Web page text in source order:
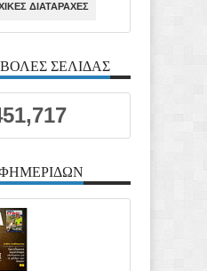
ΔΙΑΤΑΡΑΧΕΣ
ΣΕΛΙΔΑΣ